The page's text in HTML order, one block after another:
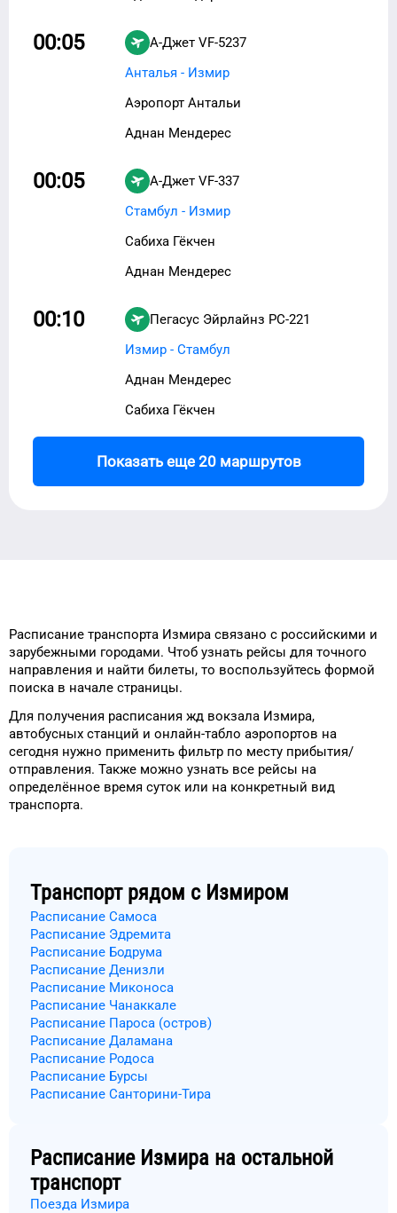
00:05 А-Джет VF-5237
Анталья - Измир
Аэропорт Антальи
Аднан Мендерес
00:05 А-Джет VF-337
Стамбул - Измир
Сабиха Гёкчен
Аднан Мендерес
00:10 Пегасус Эйрлайнз PC-221
Измир - Стамбул
Аднан Мендерес
Сабиха Гёкчен
Показать еще 20 маршрутов
Расписание транспорта Измира связано с российскими и
зарубежными городами. Чтоб узнать рейсы для точного
направления и найти билеты, то воспользуйтесь формой
поиска в начале страницы.
Для получения расписания жд вокзала Измира,
автобусных станций и онлайн-табло аэропортов на
сегодня нужно применить фильтр по месту прибытия/
отправления. Также можно узнать все рейсы на
определённое время суток или на конкретный вид
транспорта.
Транспорт рядом с Измиром
Расписание Самоса
Расписание Эдремита
Расписание Бодрума
Расписание Денизли
Расписание Миконоса
Расписание Чанаккале
Расписание Пароса (остров)
Расписание Даламана
Расписание Родоса
Расписание Бурсы
Расписание Санторини-Тира
Расписание Измира на остальной
транспорт
Поезда Измира